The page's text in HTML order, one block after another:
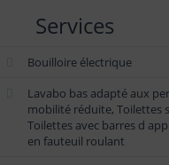
Services
Bouilloire électrique
Lavabo bas adapté aux
mobilité réduite, Toilettes
Toilettes avec barres d
en fauteuil roulant